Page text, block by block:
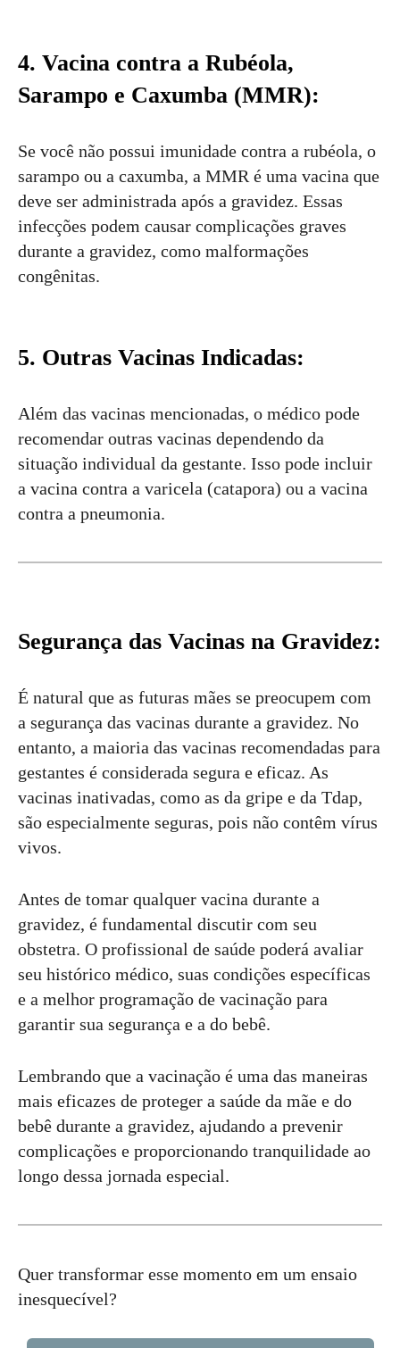
4. Vacina contra a Rubéola,
Sarampo e Caxumba (MMR):
Se você não possui imunidade contra a rubéola, o
sarampo ou a caxumba, a MMR é uma vacina que
deve ser administrada após a gravidez. Essas
infecções podem causar complicações graves
durante a gravidez, como malformações
congênitas.
5. Outras Vacinas Indicadas:
Além das vacinas mencionadas, o médico pode
recomendar outras vacinas dependendo da
situação individual da gestante. Isso pode incluir
a vacina contra a varicela (catapora) ou a vacina
contra a pneumonia.
Segurança das Vacinas na Gravidez:
É natural que as futuras mães se preocupem com
a segurança das vacinas durante a gravidez. No
entanto, a maioria das vacinas recomendadas para
gestantes é considerada segura e eficaz. As
vacinas inativadas, como as da gripe e da Tdap,
são especialmente seguras, pois não contêm vírus
vivos.
Antes de tomar qualquer vacina durante a
gravidez, é fundamental discutir com seu
obstetra. O profissional de saúde poderá avaliar
seu histórico médico, suas condições específicas
e a melhor programação de vacinação para
garantir sua segurança e a do bebê.
Lembrando que a vacinação é uma das maneiras
mais eficazes de proteger a saúde da mãe e do
bebê durante a gravidez, ajudando a prevenir
complicações e proporcionando tranquilidade ao
longo dessa jornada especial.
Quer transformar esse momento em um ensaio
inesquecível?